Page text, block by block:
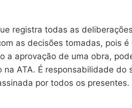
registra todas as
as decisões tomadas, pois
a aprovação de uma obra,
ATA. É responsabilidade do
por todos os presentes.